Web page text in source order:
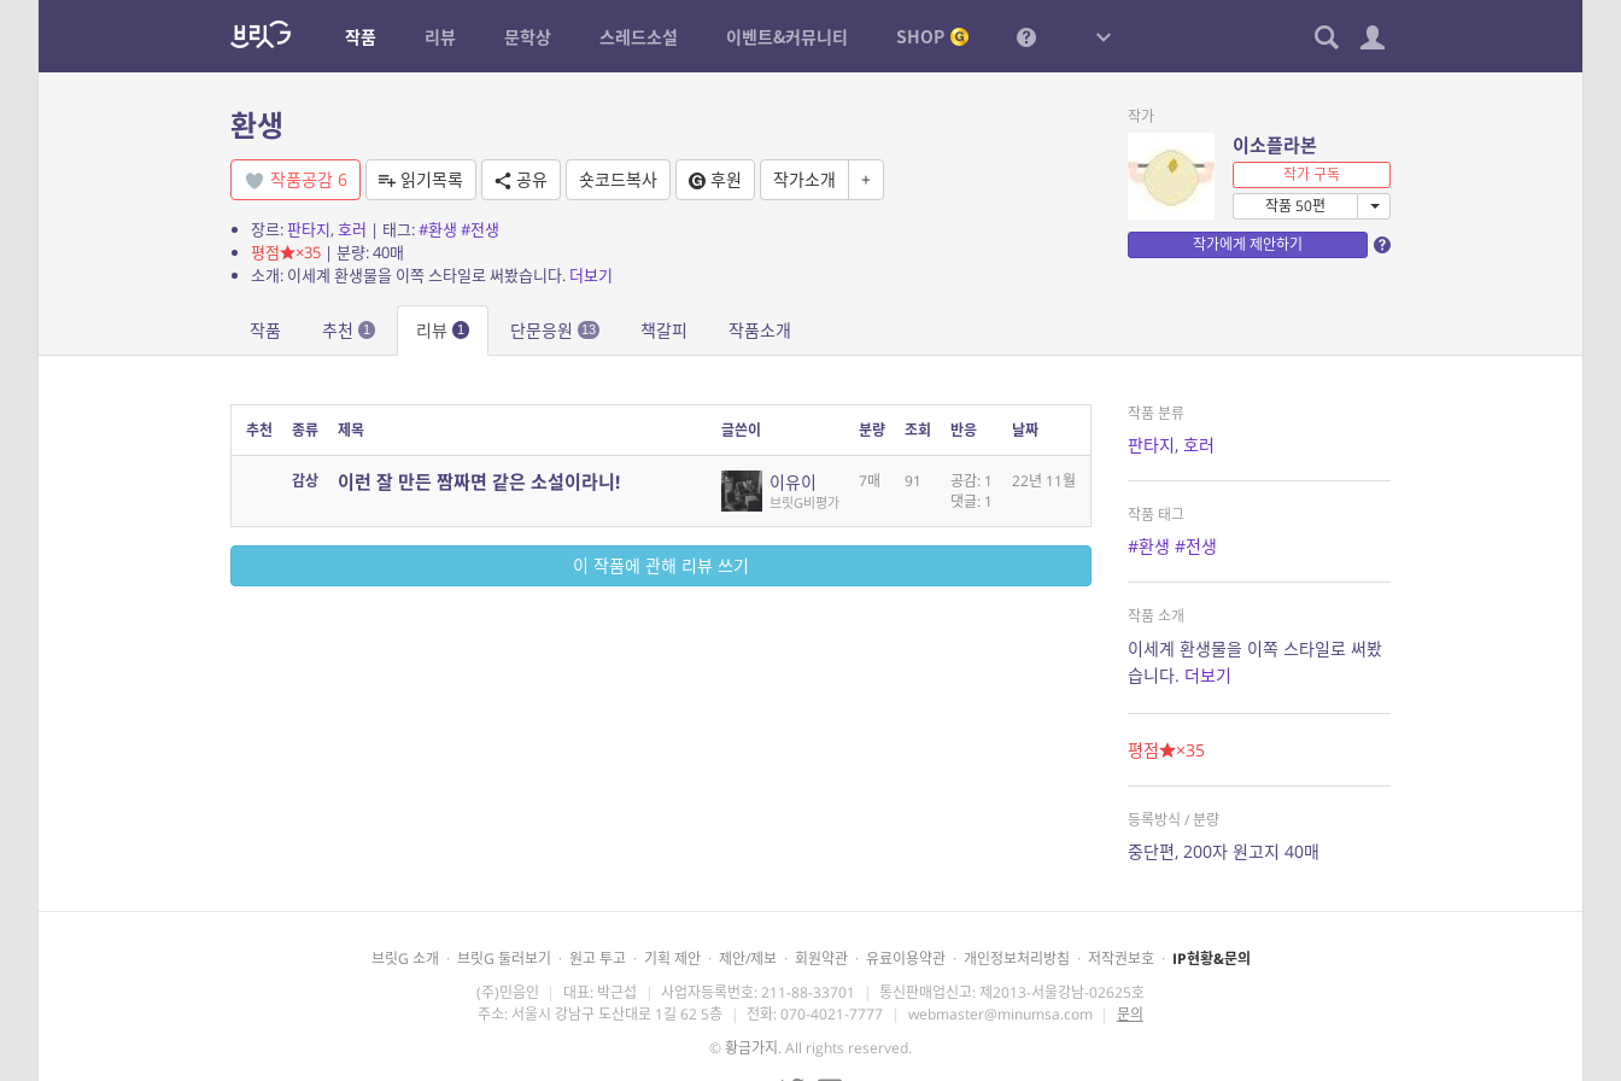
작품 리뷰 문학상 스레드소설 이벤트&커뮤니티 SHOP
환생
작품공감 6 읽기목록 공유 숏코드복사 후원 작가소개 +
장르:판타지, 호러 | 태그:#환생 #전생
평점
×35| 분량: 40매
소개: 이세계 환생물을 이쪽 스타일로 써봤습니다. 더보기
작가
이소플라본
작가 구독
작품 50편
작가에게 제안하기
작품 추천 1 리뷰 1 단문응원 13 책갈피 작품소개
추천 종류 제목 글쓴이 분량 조회 반응 날짜
감상 이런 잘 만든 짬짜면 같은 소설이라니! 이유이
브릿G비평가
7매 91
공감: 1
댓글: 1
22년 11월
이 작품에 관해 리뷰 쓰기
작품 분류
판타지, 호러
작품 태그
#환생 #전생
작품 소개
이세계 환생물을 이쪽 스타일로 써봤
습니다. 더보기
평점 ×35
등록방식 / 분량
중단편, 200자 원고지 40매
브릿G 소개 · 브릿G 둘러보기 · 원고 투고 · 기획 제안 · 제안/제보 · 회원약관 · 유료이용약관 · 개인정보처리방침 · 저작권보호 · IP현황&문의
(주)민음인 | 대표: 박근섭 | 사업자등록번호: 211-88-33701 | 통신판매업신고: 제2013-서울강남-02625호
주소: 서울시 강남구 도산대로 1길 62 5층 | 전화: 070-4021-7777 | webmaster@minumsa.com | 문의
©황금가지 . All rights reserved.